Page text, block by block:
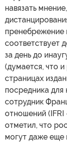
навязать
пренебрежение
соответствует
за день до
(думается, что
страницах
посредника
сотрудник
отношений (IFRI
отметил, что
могут даже еще